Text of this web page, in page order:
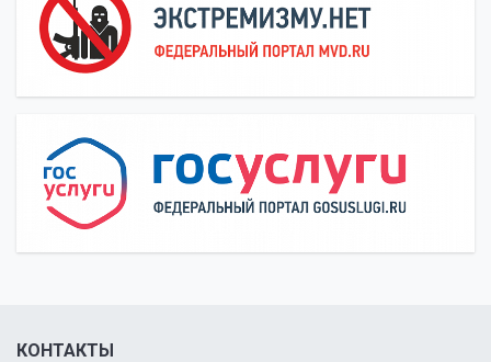
КОНТАКТЫ